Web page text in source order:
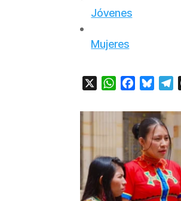
Jóvenes
Mujeres
WhatsApp
Facebook